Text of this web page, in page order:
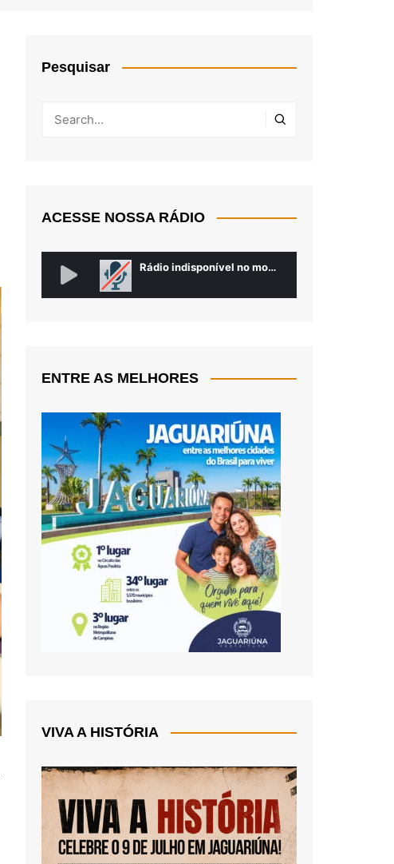
Pesquisar
ACESSE NOSSA RÁDIO
ENTRE AS MELHORES
VIVA A HISTÓRIA